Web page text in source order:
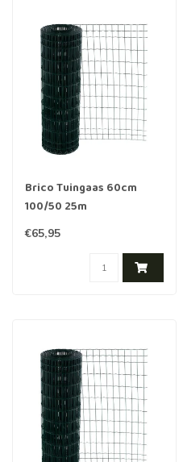
Brico Tuingaas 60cm
100/50 25m
€65,95